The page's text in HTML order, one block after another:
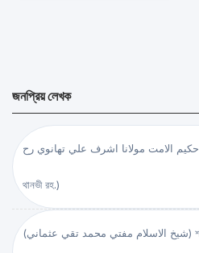
জনপ্রিয় লেখক
حكيم الامت مولانا اشرف علي تهانوي رح ( হাকীমুল উম্মত মাওলানা আশরাফ আলী
থানভী রহ.)
(شيخ الاسلام مفتي محمد تقي عثماني) শাইখুল ইসলাম মুফতী মুহাম্মদ তাকী